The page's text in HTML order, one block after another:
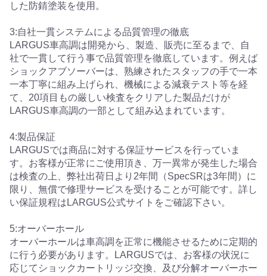
した防錆塗装を使用。
3:自社一貫システムによる品質管理の徹底
LARGUS車高調は開発から、製造、販売に至るまで、自
社で一貫して行う事で品質管理を徹底しています。例えば
ショックアブソーバーは、熟練されたスタッフの手で一本
一本丁寧に組み上げられ、機械による減衰テスト等を経
て、20項目もの厳しい検査をクリアした製品だけが
LARGUS車高調の一部として組み込まれています。
4:製品保証
LARGUSでは商品に対する保証サービスを行っていま
す。お客様が正常にご使用頂き、万一異常が発生した場合
は検査の上、弊社出荷日より2年間（SpecSRは3年間）に
限り、無償で修理サービスを受けることが可能です。詳し
い保証規程はLARGUS公式サイトをご確認下さい。
5:オーバーホール
オーバーホールは車高調を正常に機能させるために定期的
に行う必要があります。LARGUSでは、お客様の状況に
応じてショックカートリッジ交換、及び分解オーバーホー